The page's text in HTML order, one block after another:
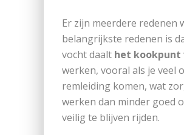
Er zijn meerdere redenen
belangrijkste redenen is
vocht daalt het kookpunt
werken, vooral als je veel
remleiding komen, wat
werken dan minder goed
veilig te blijven rijden.